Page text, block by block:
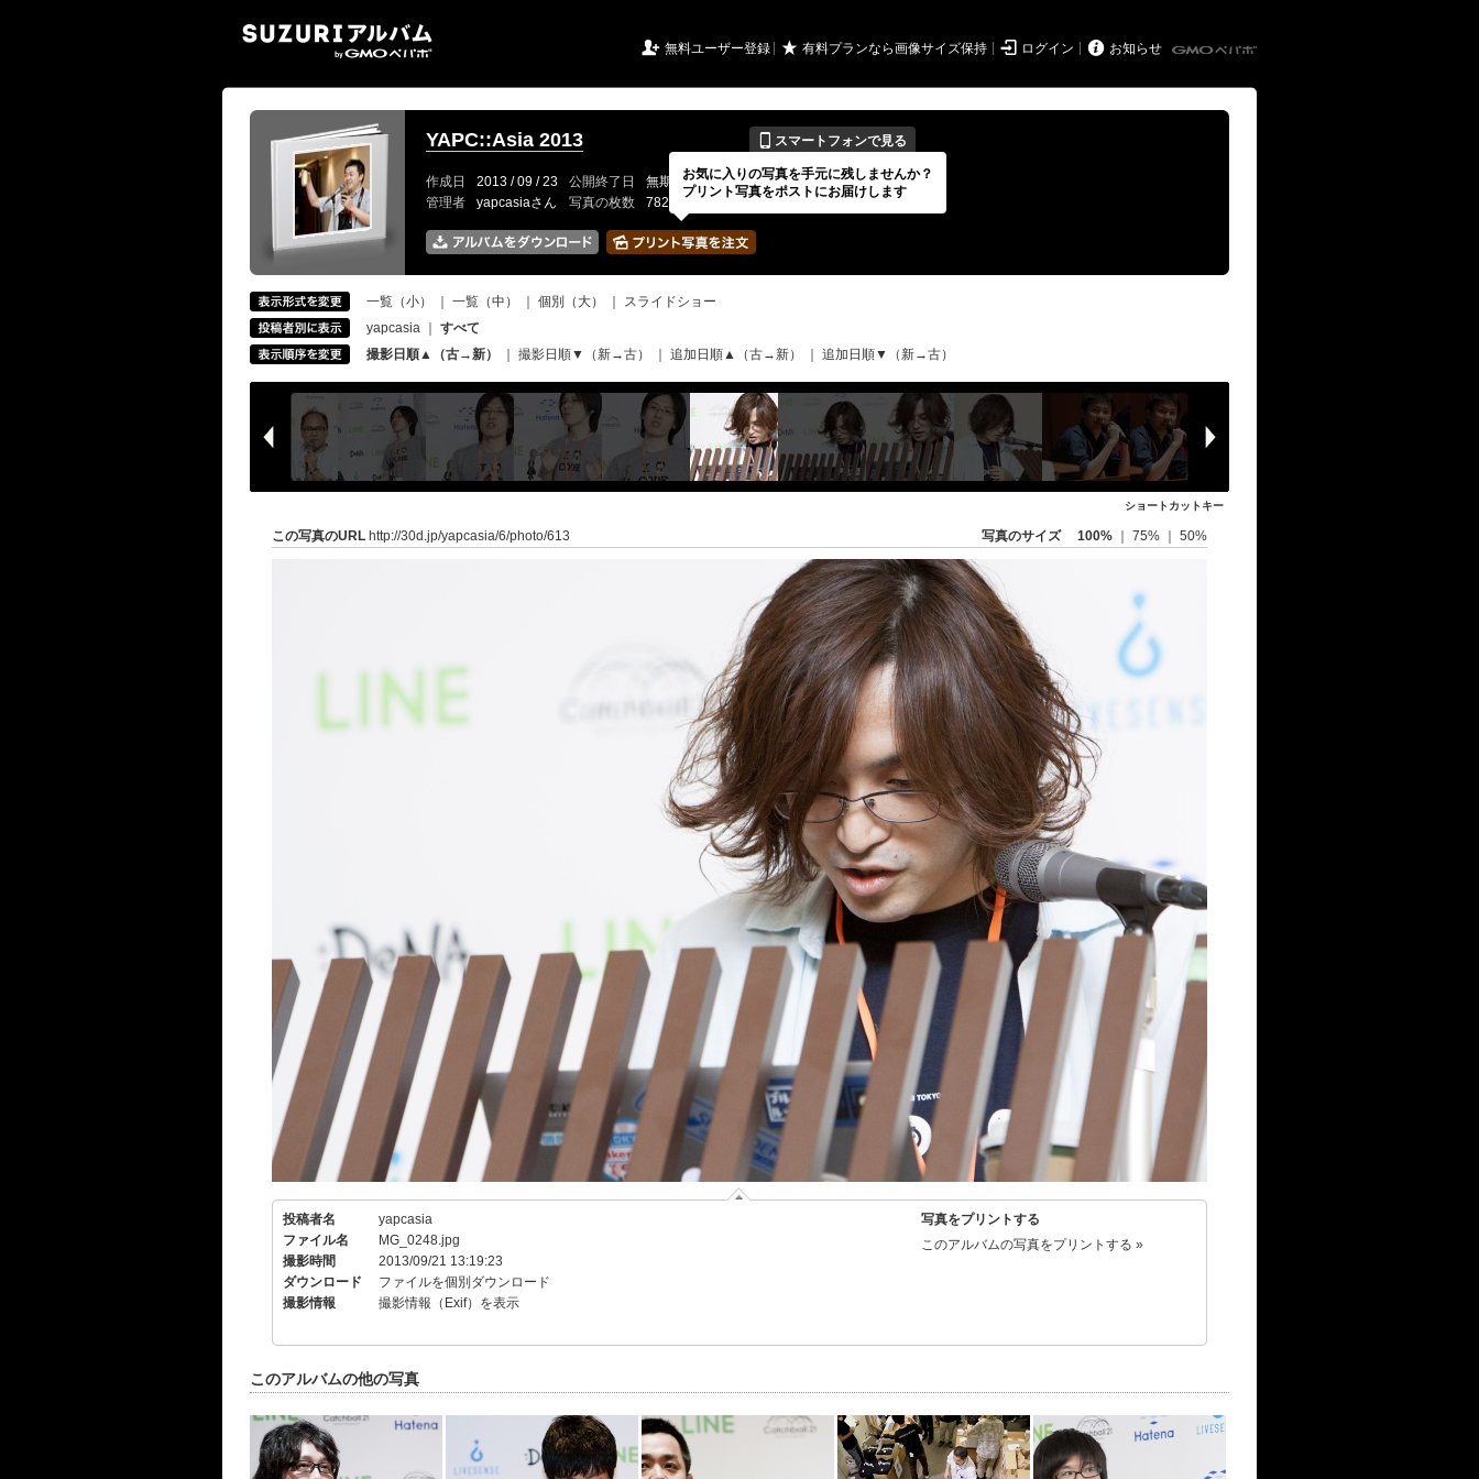
 無料ユーザー登録 ★ 有料プランなら画像サイズ保持  ログイン  お知らせ
YAPC::Asia 2013 📱 スマートフォンで見る
作成日 2013 / 09 / 23 公開終了日 無期限 イベントの期間
---
管理者
yapcasiaさん 写真の枚数 782 / 2000枚
一覧（小） 一覧（中） 個別（大）
スライドショー
yapcasia
すべて
撮影日順▲（古→新）
撮影日順▼（新→古） 追加日順▲（古→新） 追加日順▼（新→古）
ショートカットキー
この写真のURL http://30d.jp/yapcasia/6/photo/613 写真のサイズ 100% 75% 50%
投稿者名
yapcasia
ファイル名
MG_0248.jpg
撮影時間
2013/09/21 13:19:23
ダウンロード
ファイルを個別ダウンロード
撮影情報
撮影情報（Exif）を表示
写真をプリントする
このアルバムの写真をプリントする »
このアルバムの他の写真
お気に入りの写真を手元に残しませんか？
プリント写真をポストにお届けします